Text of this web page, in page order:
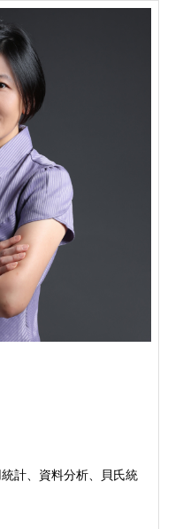
計、資料分析、貝氏統